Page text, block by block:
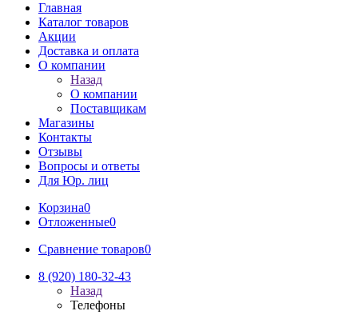
Главная
Каталог товаров
Акции
Доставка и оплата
О компании
Назад
О компании
Поставщикам
Магазины
Контакты
Отзывы
Вопросы и ответы
Для Юр. лиц
Корзина0
Отложенные0
Сравнение товаров0
8 (920) 180-32-43
Назад
Телефоны